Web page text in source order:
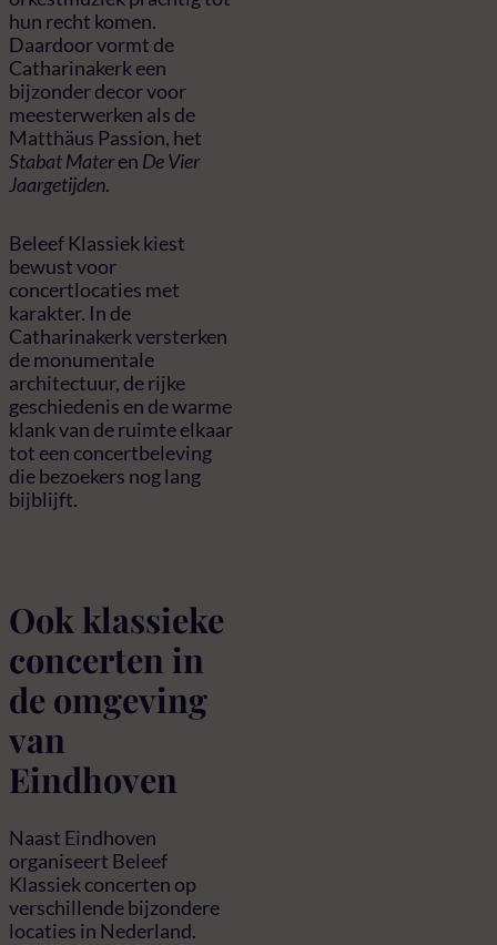
hun recht komen.
Daardoor vormt de
Catharinakerk een
bijzonder decor voor
meesterwerken als de
Matthäus Passion, het
Stabat Materen De Vier
Jaargetijden.
Beleef Klassiek kiest
bewust voor
concertlocaties met
karakter. In de
Catharinakerk versterken
de monumentale
architectuur, de rijke
geschiedenis en de warme
klank van de ruimte elkaar
tot een concertbeleving
die bezoekers nog lang
bijblijft.
Ook klassieke
concerten in
de omgeving
van
Eindhoven
Naast Eindhoven
organiseert Beleef
Klassiek concerten op
verschillende bijzondere
locaties in Nederland.